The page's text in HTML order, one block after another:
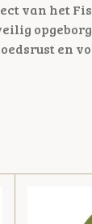
van het
en